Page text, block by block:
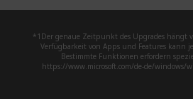
*1Der genaue Zeitpunkt des Upgrades hängt
Verfügbarkeit von Apps und Features kann
Bestimmte Funktionen erfordern
https://www.microsoft.com/de-de/windows/